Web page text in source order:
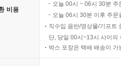
비용
오늘 00시 ~ 06시 30분
오늘 06시 30분 이후 주
직수입 음반/영상물/기프트
단, 당일 00시~13시 사이의
박스 포장은 택배 배송이